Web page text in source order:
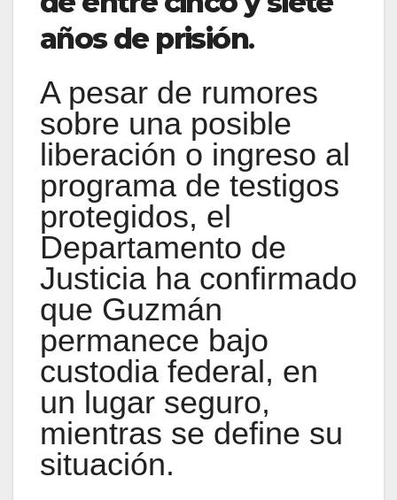
años de prisión.
A pesar de rumores
sobre una posible
liberación o ingreso al
programa de testigos
protegidos, el
Departamento de
Justicia ha confirmado
que Guzmán
permanece bajo
custodia federal, en
un lugar seguro,
mientras se define su
situación.